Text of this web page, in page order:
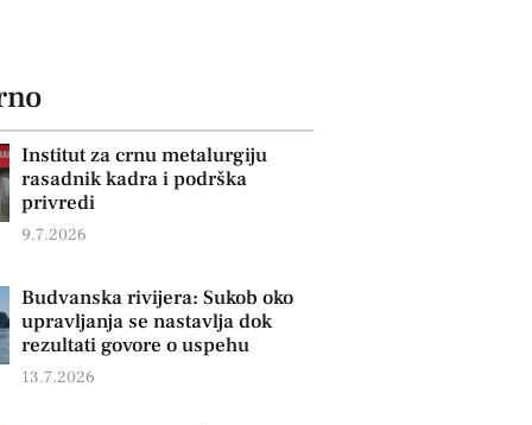
Institut za crnu metalurgiju
rasadnik kadra i podrška
privredi
9.7.2026
Budvanska rivijera: Sukob oko
upravljanja se nastavlja dok
rezultati govore o uspehu
13.7.2026